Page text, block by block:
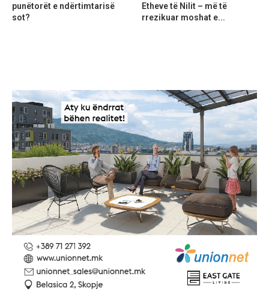
punëtorët e ndërtimtarisë
sot?
Etheve të Nilit – më të
rrezikuar moshat e...